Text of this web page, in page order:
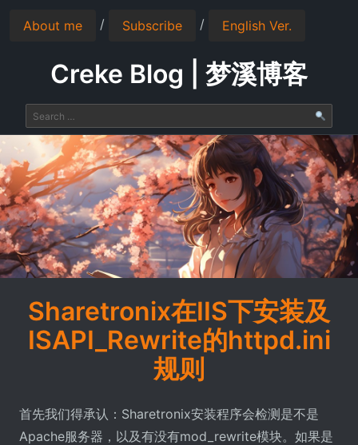
About me / Subscribe / English Ver.
Creke Blog | 梦溪博客
Sharetronix在IIS下安装及
ISAPI_Rewrite的httpd.ini
规则
首先我们得承认：Sharetronix安装程序会检测是不是
Apache服务器，以及有没有mod_rewrite模块。如果是